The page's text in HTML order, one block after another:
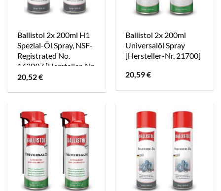
Ballistol 2x 200ml H1
Spezial-Öl Spray, NSF-
Registrated No.
143097 [Hersteller-Nr.
25310]
20,52€
Ballistol 2x 200ml
Universalöl Spray
[Hersteller-Nr. 21700]
20,59€